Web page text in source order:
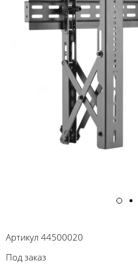
Артикул 44500020
Под заказ